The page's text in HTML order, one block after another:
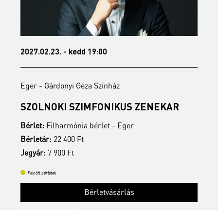
2027.02.23. - kedd 19:00
Eger - Gárdonyi Géza Színház
SZOLNOKI SZIMFONIKUS ZENEKAR
Bérlet: Filharmónia bérlet - Eger
Bérletár: 22 400 Ft
Jegyár: 7 900 Ft
Felnőtt bérletek
Bérletvásárlás